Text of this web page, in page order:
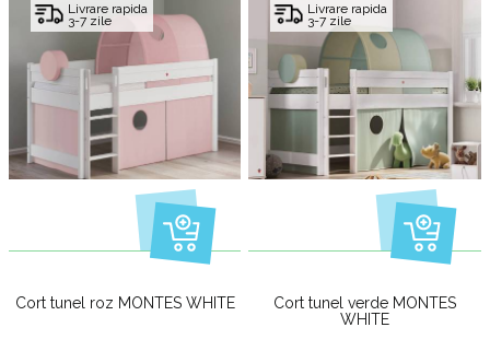
Livrare rapida
3-7 zile
Cort tunel roz MONTES WHITE
Livrare rapida
3-7 zile
Cort tunel verde MONTES
WHITE